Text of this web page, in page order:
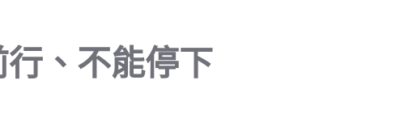
、不能停下